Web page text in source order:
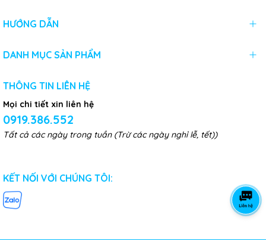
HƯỚNG DẪN
DANH MỤC SẢN PHẨM
THÔNG TIN LIÊN HỆ
Mọi chi tiết xin liên hệ
0919.386.552
Tất cả các ngày trong tuần (Trừ các ngày nghỉ lễ, tết))
KẾT NỐI VỚI CHÚNG TÔI: